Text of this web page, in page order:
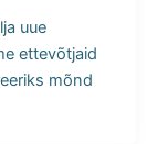
uue
ettevõtjaid
mõnd